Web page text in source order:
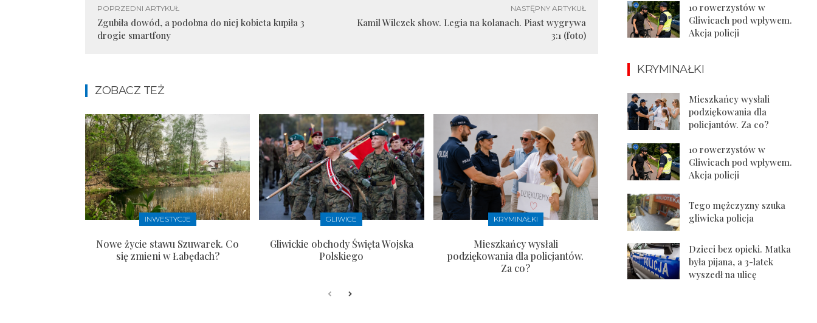
POPRZEDNI ARTYKUŁ
Zgubiła dowód, a podobna do niej kobieta kupiła 3
drogie smartfony
NASTĘPNY ARTYKUŁ
Kamil Wilczek show. Legia na kolanach. Piast wygrywa
3:1 (foto)
ZOBACZ TEŻ
INWESTYCJE
Nowe życie stawu Szuwarek. Co
się zmieni w Łabędach?
GLIWICE
Gliwickie obchody Święta Wojska
Polskiego
KRYMINAŁKI
Mieszkańcy wysłali
podziękowania dla policjantów.
Za co?
10 rowerzystów w
Gliwicach pod wpływem.
Akcja policji
KRYMINAŁKI
Mieszkańcy wysłali
podziękowania dla
policjantów. Za co?
10 rowerzystów w
Gliwicach pod wpływem.
Akcja policji
Tego mężczyzny szuka
gliwicka policja
Dzieci bez opieki. Matka
była pijana, a 3-latek
wyszedł na ulicę